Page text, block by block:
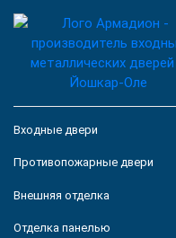
Входные двери
Противопожарные двери
Внешняя отделка
Отделка панелью